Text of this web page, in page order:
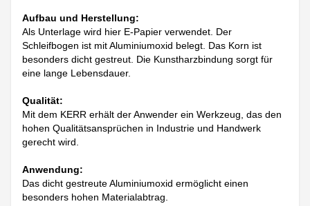
Aufbau und Herstellung:
Als Unterlage wird hier E-Papier verwendet. Der
Schleifbogen ist mit Aluminiumoxid belegt. Das Korn ist
besonders dicht gestreut. Die Kunstharzbindung sorgt für
eine lange Lebensdauer.
Qualität:
Mit dem KERR erhält der Anwender ein Werkzeug, das den
hohen Qualitätsansprüchen in Industrie und Handwerk
gerecht wird.
Anwendung:
Das dicht gestreute Aluminiumoxid ermöglicht einen
besonders hohen Materialabtrag.